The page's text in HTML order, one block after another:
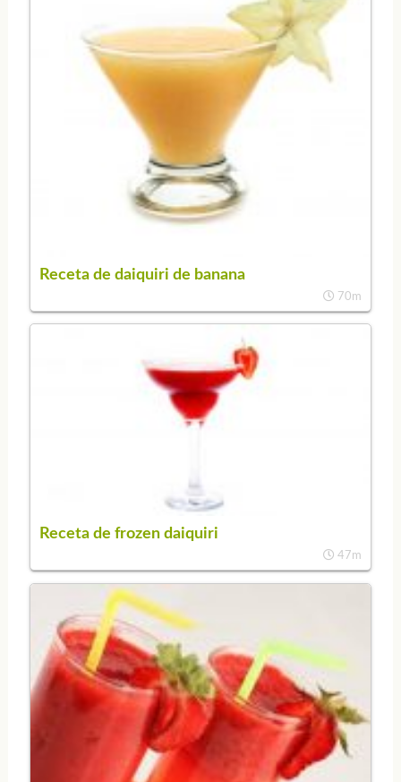
Receta de daiquiri de banana
70m
Receta de frozen daiquiri
47m